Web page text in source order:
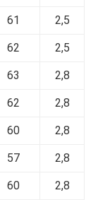
61
2,5
62
2,5
63
2,8
62
2,8
60
2,8
57
2,8
60
2,8